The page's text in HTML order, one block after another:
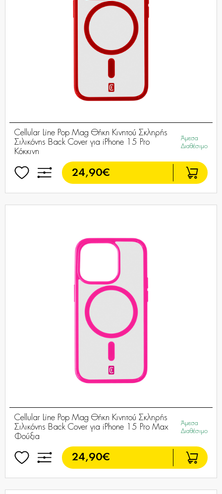
Cellular Line Pop Mag Θήκη Κινητού Σκληρής
Σιλικόνης Back Cover για iPhone 15 Pro
Κόκκινη
Άμεσα
Διαθέσιμο
24,90€
Cellular Line Pop Mag Θήκη Κινητού Σκληρής
Σιλικόνης Back Cover για iPhone 15 Pro Max
Φούξια
Άμεσα
Διαθέσιμο
24,90€